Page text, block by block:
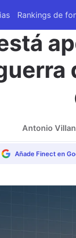
Rankings de
Antonio
Añade Finect en